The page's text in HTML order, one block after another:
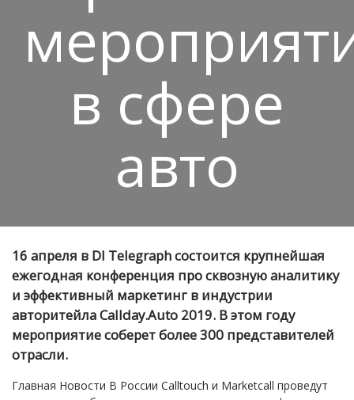
в сфере
авто
16 апреля в DI Telegraph состоится крупнейшая
ежегодная конференция про сквозную аналитику
и эффективный маркетинг в индустрии
авторитейла Callday.Auto 2019. В этом году
мероприятие соберет более 300 представителей
отрасли.
Главная Новости В России Calltouch и Marketcall проведут